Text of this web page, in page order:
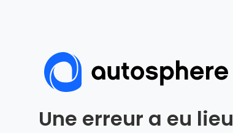
Une erreur a eu lieu